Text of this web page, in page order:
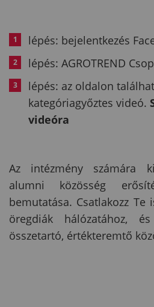
lépés: bejelentkezés
lépés: AGROTREND
lépés: az oldalon
kategóriagyőztes videó.
videóra
Az intézmény számára
alumni közösség
bemutatása. Csatlakozz Te
öregdiák hálózatához,
összetartó, értékteremtő